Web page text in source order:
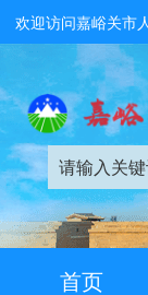
欢迎访问嘉峪关市
首页